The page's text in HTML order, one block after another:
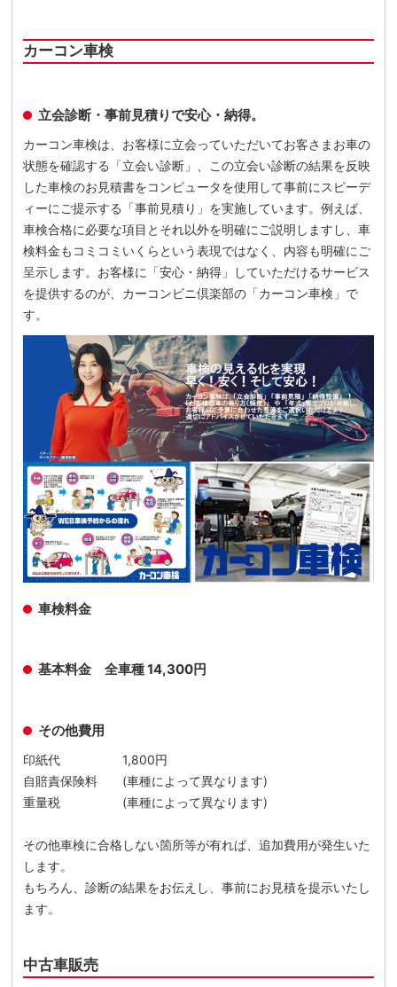
カーコン車検
立会診断・事前見積りで安心・納得。
カーコン車検は、お客様に立会っていただいてお客さまお車の
状態を確認する「立会い診断」、この立会い診断の結果を反映
した車検のお見積書をコンピュータを使用して事前にスピーデ
ィーにご提示する「事前見積り」を実施しています。例えば、
車検合格に必要な項目とそれ以外を明確にご説明しますし、車
検料金もコミコミいくらという表現ではなく、内容も明確にご
呈示します。お客様に「安心・納得」していただけるサービス
を提供するのが、カーコンビニ倶楽部の「カーコン車検」で
す。
車検料金
基本料金 全車種 14,300円
その他費用
印紙代 1,800円
自賠責保険料 (車種によって異なります)
重量税 (車種によって異なります)
その他車検に合格しない箇所等が有れば、追加費用が発生いた
します。
もちろん、診断の結果をお伝えし、事前にお見積を提示いたし
ます。
中古車販売